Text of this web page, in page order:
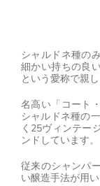
シャルドネ種の
細かい持ちの良
という愛称で親
名高い「コート
シャルドネ種の
く25ヴィンテー
ンドしています。
従来のシャンパ
い醸造手法が用い